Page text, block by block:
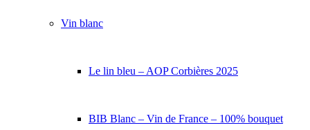
Vin blanc
Le lin bleu – AOP Corbières 2025
BIB Blanc – Vin de France – 100% bouquet